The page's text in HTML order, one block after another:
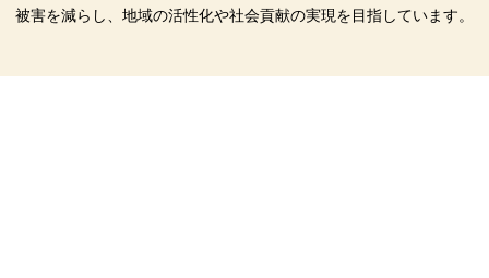
被害を減らし、地域の活性化や社会貢献の実現を目指しています。